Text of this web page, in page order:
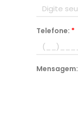
Telefone: *
Mensagem: